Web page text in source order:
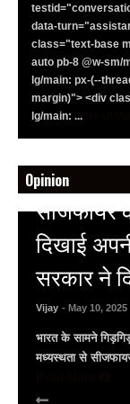
data-
class="text-base
auto pb-8 @w-sm/
lg/main: px-(--
margin)"> <div
lg/main: ...
Opinion
अल्बर्ट हॉल
राजस्थानी
Vijay - March 30,
अल्बर्ट हॉल पर
सैलाब राज्यपाल